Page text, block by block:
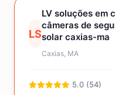
LS
LV soluções em
câmeras de
solar caxias-ma
Caxias, MA
5.0 (54)